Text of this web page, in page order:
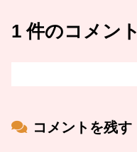
1 件のコメント
コメントを残す